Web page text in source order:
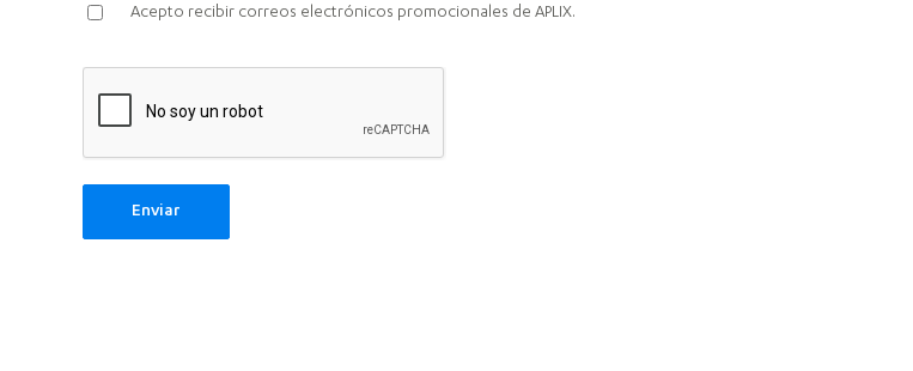
Acepto recibir correos electrónicos promocionales de APLIX.